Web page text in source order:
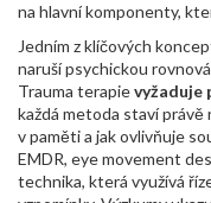
na hlavní komponenty,
Jedním z klíčových
naruší psychickou
Trauma terapievyžaduje
každá metoda staví právě
v paměti a jak ovlivňuje
EMDR, eye movement
technika, která využívá